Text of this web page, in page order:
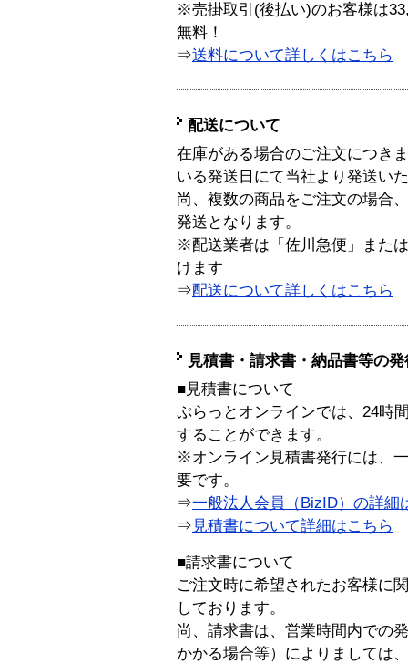
※売掛取引(後払い)のお客様は
無料！
⇒送料について詳しくはこちら
配送について
在庫がある場合のご注文につき
いる発送日にて当社より発送い
尚、複数の商品をご注文の場合
発送となります。
※配送業者は「佐川急便」また
けます
⇒配送について詳しくはこちら
見積書・請求書・納品書等の
■見積書について
ぷらっとオンラインでは、24時
することができます。
※オンライン見積書発行には、
要です。
⇒一般法人会員（BizID）の詳細
⇒ 見積書について詳細はこちら
■請求書について
ご注文時に希望されたお客様に
しております。
尚、請求書は、営業時間内での
かかる場合等）によりましては